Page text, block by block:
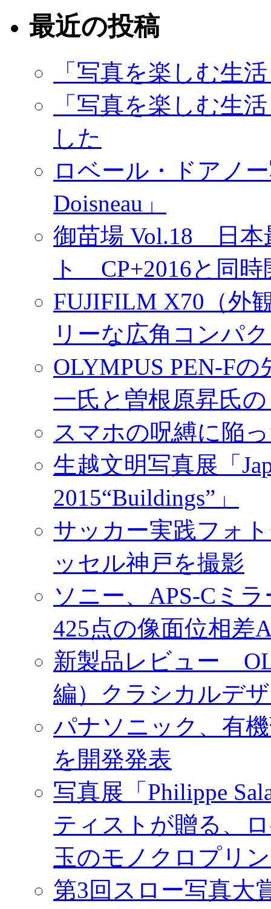
最近の投稿
「写真を楽しむ生
「写真を楽しむ生
した
ロベール・ドアノ
Doisneau」
御苗場 Vol.18 日本
ト CP+2016と同時
FUJIFILM X70（外
リーな広角コンパ
OLYMPUS PEN-F
一氏と曽根原昇氏
スマホの呪縛に陥
生越文明写真展「
2015“Buildings”」
サッカー実践フォ
ッセル神戸を撮影
ソニー、APS-Cミ
425点の像面位相
新製品レビュー
編）クラシカルデ
パナソニック、有
を開発発表
写真展「Philippe
ティストが贈る、
玉のモノクロプリ
第3回スロー写真